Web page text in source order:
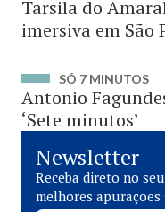
Tarsila do
imersiva em São
SÓ 7 MINUTOS
Antonio
‘Sete minutos’
Newsletter
Receba direto no
melhores apurações